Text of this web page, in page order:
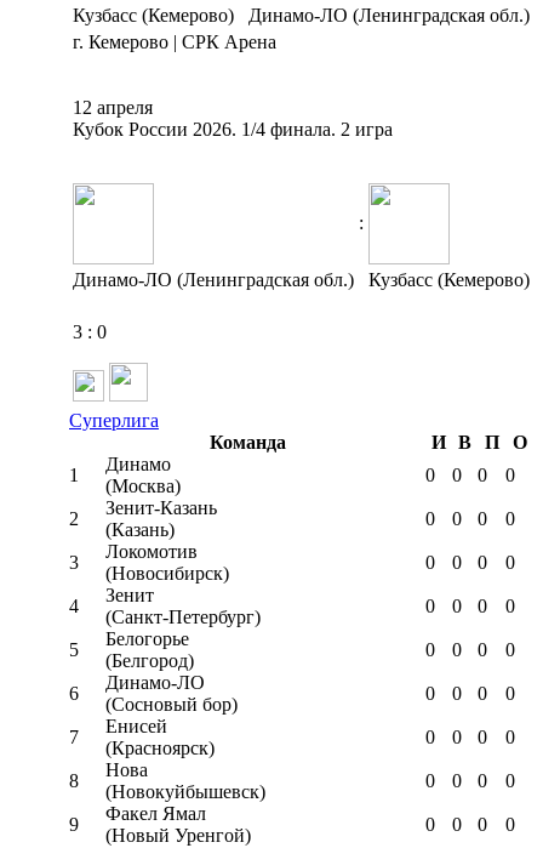
Кузбасс (Кемерово)
Динамо-ЛО (Ленинградская обл.)
г. Кемерово | СРК Арена
12 апреля
Кубок России 2026. 1/4 финала. 2 игра
:
Динамо-ЛО (Ленинградская обл.) Кузбасс (Кемерово)
3 : 0
Суперлига
Команда
И В П
О
1
Динамо
(Москва)
0 0 0 0
2
Зенит-Казань
(Казань)
0 0 0 0
3
Локомотив
(Новосибирск)
0 0 0 0
4
Зенит
(Санкт-Петербург)
0 0 0 0
5
Белогорье
(Белгород)
0 0 0 0
6
Динамо-ЛО
(Сосновый бор)
0 0 0 0
7
Енисей
(Красноярск)
0 0 0 0
8
Нова
(Новокуйбышевск)
0 0 0 0
9
Факел Ямал
(Новый Уренгой)
0 0 0 0